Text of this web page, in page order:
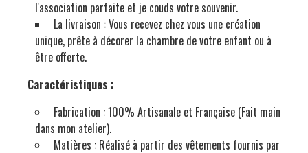
l'association parfaite et je couds votre souvenir.
La livraison : Vous recevez chez vous une création
unique, prête à décorer la chambre de votre enfant ou à
être offerte.
Caractéristiques :
Fabrication : 100% Artisanale et Française (Fait main
dans mon atelier).
Matières : Réalisé à partir des vêtements fournis par